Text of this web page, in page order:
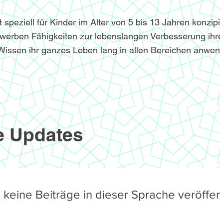
speziell für Kinder im Alter von 5 bis 13 Jahren
Fähigkeiten zur lebenslangen Verbesserung
ihr ganzes Leben lang in allen Bereichen
Updates
keine Beiträge in dieser Sprache